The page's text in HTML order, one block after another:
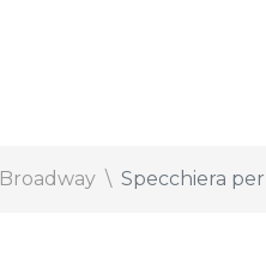
Broadway Specchiera